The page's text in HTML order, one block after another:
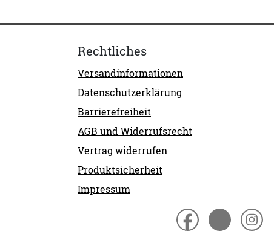
Rechtliches
Versandinformationen
Datenschutzerklärung
Barrierefreiheit
AGB und Widerrufsrecht
Vertrag widerrufen
Produktsicherheit
Impressum